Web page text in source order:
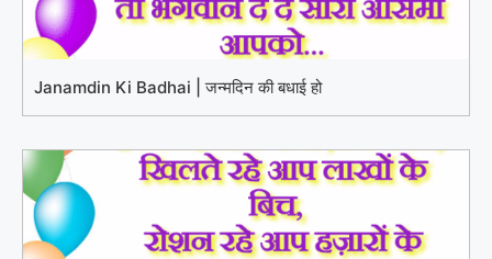
Janamdin Ki Badhai | जन्मदिन की बधाई हो